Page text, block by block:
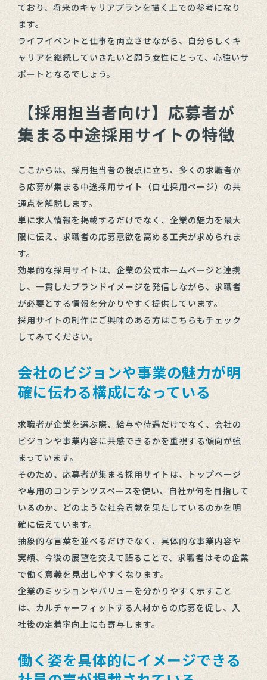
ており、将来のキャリアプランを描く上での参考になり
ます。
ライフイベントと仕事を両立させながら、自分らしくキ
ャリアを継続していきたいと願う女性にとって、心強いサ
ポートとなるでしょう。
【採用担当者向け】応募者が
集まる中途採用サイトの特徴
ここからは、採用担当者の視点に立ち、多くの求職者か
ら応募が集まる中途採用サイト（自社採用ページ）の共
通点を解説します。
単に求人情報を掲載するだけでなく、企業の魅力を最大
限に伝え、求職者の応募意欲を高める工夫が求められま
す。
効果的な採用サイトは、企業の公式ホームページと連携
し、一貫したブランドイメージを発信しながら、求職者
が必要とする情報を分かりやすく提供しています。
採用サイトの制作にご興味のある方はこちらもチェック
してみてください。
会社のビジョンや事業の魅力が明
確に伝わる構成になっている
求職者が企業を選ぶ際、給与や待遇だけでなく、会社の
ビジョンや事業内容に共感できるかを重視する傾向が強
まっています。
そのため、応募者が集まる採用サイトは、トップページ
や専用のコンテンツスペースを使い、自社が何を目指して
いるのか、どのような社会貢献を果たしているのかを明
確に伝えています。
抽象的な言葉を並べるだけでなく、具体的な事業内容や
実績、今後の展望を交えて語ることで、求職者はその企業
で働く意義を見出しやすくなります。
企業のミッションやバリューを分かりやすく示すこと
は、カルチャーフィットする人材からの応募を促し、入
社後の定着率向上にも寄与します。
働く姿を具体的にイメージできる